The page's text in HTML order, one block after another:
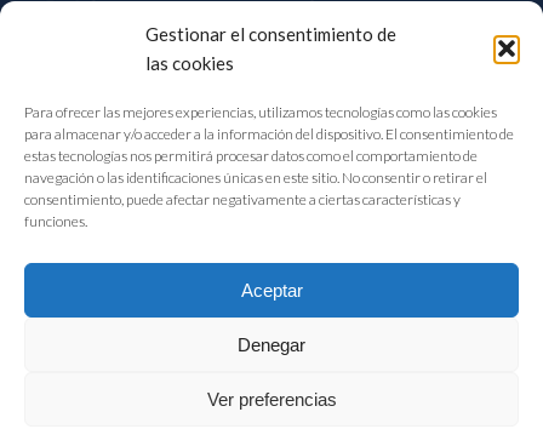
Gestionar el consentimiento de
las cookies
Para ofrecer las mejores experiencias, utilizamos tecnologías como las cookies
para almacenar y/o acceder a la información del dispositivo. El consentimiento de
estas tecnologías nos permitirá procesar datos como el comportamiento de
navegación o las identificaciones únicas en este sitio. No consentir o retirar el
consentimiento, puede afectar negativamente a ciertas características y
funciones.
Aceptar
Denegar
Ver preferencias
FIAB Federación Española de Industrias de la Alimentación y Bebidas